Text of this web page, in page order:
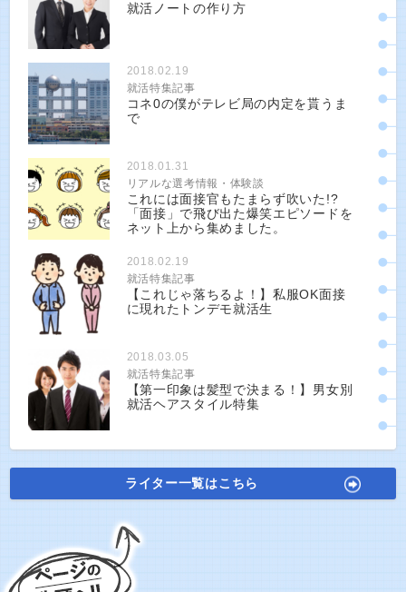
就活ノートの作り方
2018.02.19
就活特集記事
コネ0の僕がテレビ局の内定を貰うま
で
2018.01.31
リアルな選考情報・体験談
これには面接官もたまらず吹いた!?
「面接」で飛び出た爆笑エピソードを
ネット上から集めました。
2018.02.19
就活特集記事
【これじゃ落ちるよ！】私服OK面接
に現れたトンデモ就活生
2018.03.05
就活特集記事
【第一印象は髪型で決まる！】男女別
就活ヘアスタイル特集
ライター一覧はこちら